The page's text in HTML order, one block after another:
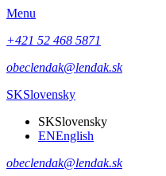
Menu
+421 52 468 5871
obeclendak@lendak.sk
SKSlovensky
SKSlovensky
ENEnglish
obeclendak@lendak.sk